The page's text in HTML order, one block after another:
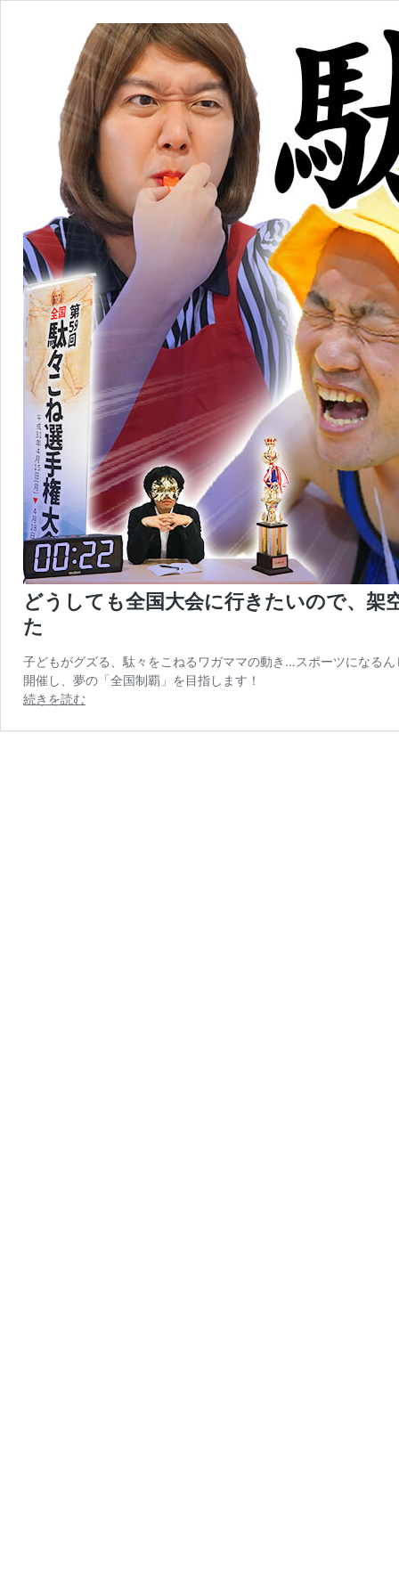
どうしても全国大会に行きたいので、
た
子どもがグズる、駄々をこねるワガママの動き…スポーツになる
開催し、夢の「全国制覇」を目指します！
続きを読む